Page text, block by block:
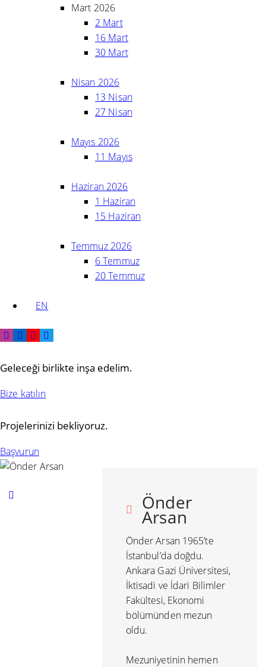
Mart 2026
2 Mart
16 Mart
30 Mart
Nisan 2026
13 Nisan
27 Nisan
Mayıs 2026
11 Mayıs
Haziran 2026
1 Haziran
15 Haziran
Temmuz 2026
6 Temmuz
20 Temmuz
EN
Geleceği birlikte inşa edelim.
Bize katılın
Projelerinizi bekliyoruz.
Başvurun
Önder
Arsan
Önder Arsan 1965’te
İstanbul’da doğdu.
Ankara Gazi Üniversitesi,
İktisadi ve İdari Bilimler
Fakültesi, Ekonomi
bölümünden mezun
oldu.
Mezuniyetinin hemen